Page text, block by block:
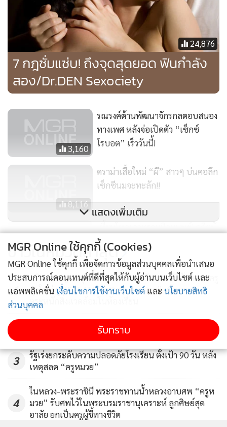
24,876
7 กฎซั่มแซ่บ! ถึงจุดสุดยอด ฟินกำลัง
สอง/Dr.DEN Sexociety
3,160
รณรงค์ต้านพัฒนาจักรกลตอบสนอง
ทางเพศ หลังจ่อเปิดตัว “เซ็กซ์
โรบอต” เร็ววันนี้!
8,116
ดราม่าเสื้อใหม่ “ผี” สาวๆ บ่นคอลึก
เซ็กซีนมจะทะลัก!!
18,479
เหี้ยมโหดเลวทรามผิดมนุษย์! อดีตผู้
พากษาชี้ไม่ควรลดโทษ 4 โจ๋
แสดงเพิ่มเติม
ข่าวในหมวดล่าสุด
1
มหิดล กาญจนบุรี จับมือมหาวิทยาลัยเกาหลีใต้ พัฒนาครู
ยุคใหม่ ชู “STEAM–Active Learning” สร้างความ
ตระหนักสิ่งแวดล้อมในห้องเรียน
3
รัฐเร่งยกระดับความปลอดภัยโรงเรียน ตั้งเป้า 90 วัน หลัง
เหตุสลด “ครูหมวย”
4
ในหลวง-พระราชินี พระราชทานน้ำหลวงอาบศพ “ครูห
มวย” รับศพไว้ในพระบรมราชานุเคราะห์ ลูกศิษย์สุด
อาลัย ยกเป็นครูผู้ชี้ทางชีวิต
MGR Online ใช้คุกกี้ (Cookies)
MGR Online ใช้คุกกี้ เพื่อจัดการข้อมูลส่วนบุคคลเพื่อนำเสนอ
ประสบการณ์คอนเทนต์ที่ดีที่สุดให้กับผู้อ่านบนเว็บไซต์ และ
แอพพลิเคชั่น เงื่อนไขการใช้งานเว็บไซต์ และ นโยบายสิทธิ
ส่วนบุคคล
รับทราบ